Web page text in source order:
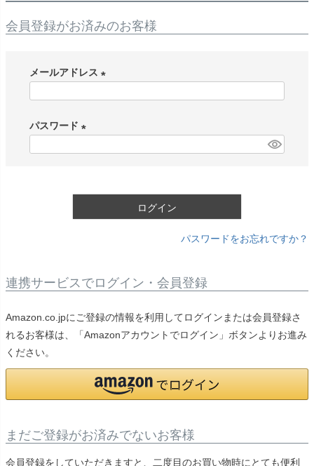
会員登録がお済みのお客様
メールアドレス
パスワード
ログイン
パスワードをお忘れですか？
連携サービスでログイン・会員登録
Amazon.co.jpにご登録の情報を利用してログインまたは会員登録さ
れるお客様は、「Amazonアカウントでログイン」ボタンよりお進み
ください。
まだご登録がお済みでないお客様
会員登録をしていただきますと、二度目のお買い物時にとても便利